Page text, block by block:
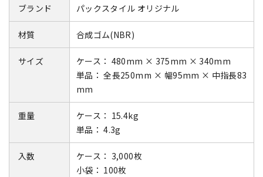
ブランド パックスタイル オリジナル
材質 合成ゴム(NBR)
サイズ
ケース： 480mm × 375mm × 340mm
単品： 全長250mm × 幅95mm × 中指長83
mm
重量
ケース： 15.4kg
単品： 4.3g
入数
ケース： 3,000枚
小袋： 100枚